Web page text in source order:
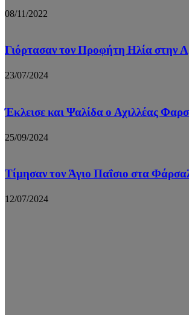
08/11/2022
Γιόρτασαν τον Προφήτη Ηλία στην
23/07/2024
Έκλεισε και Ψαλίδα ο Αχιλλέας
25/09/2024
Τίμησαν τον Άγιο Παΐσιο στα
12/07/2024